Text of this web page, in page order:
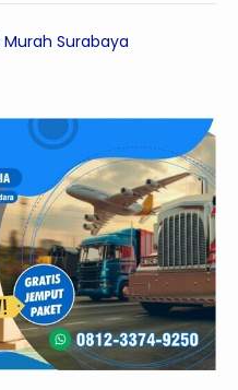
Murah Surabaya